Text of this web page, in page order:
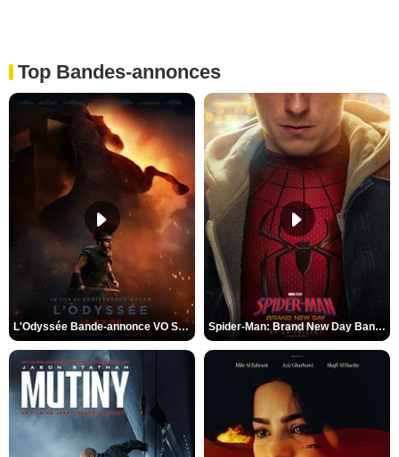
Top Bandes-annonces
L'Odyssée Bande-annonce VO STFR Spider-Man: Brand New Day Bande-annonce VO STFR